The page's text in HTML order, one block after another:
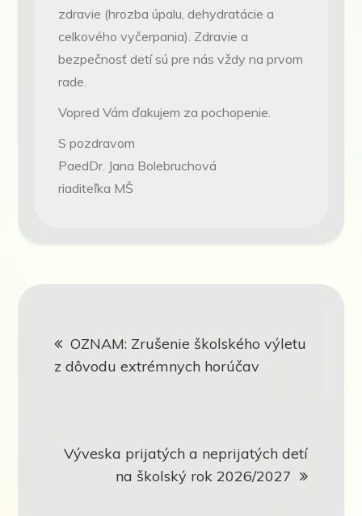
zdravie (hrozba úpalu, dehydratácie a
celkového vyčerpania). Zdravie a
bezpečnosť detí sú pre nás vždy na prvom
rade.
Vopred Vám ďakujem za pochopenie.
S pozdravom
PaedDr. Jana Bolebruchová
riaditeľka MŠ
OZNAM: Zrušenie školského výletu
z dôvodu extrémnych horúčav
Výveska prijatých a neprijatých detí
na školský rok 2026/2027